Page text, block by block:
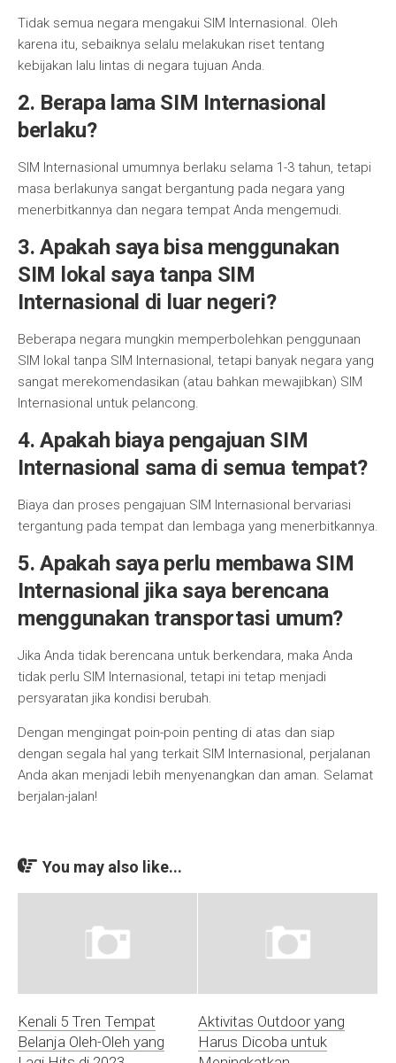
Tidak semua negara mengakui SIM Internasional. Oleh
karena itu, sebaiknya selalu melakukan riset tentang
kebijakan lalu lintas di negara tujuan Anda.
2. Berapa lama SIM Internasional
berlaku?
SIM Internasional umumnya berlaku selama 1-3 tahun, tetapi
masa berlakunya sangat bergantung pada negara yang
menerbitkannya dan negara tempat Anda mengemudi.
3. Apakah saya bisa menggunakan
SIM lokal saya tanpa SIM
Internasional di luar negeri?
Beberapa negara mungkin memperbolehkan penggunaan
SIM lokal tanpa SIM Internasional, tetapi banyak negara yang
sangat merekomendasikan (atau bahkan mewajibkan) SIM
Internasional untuk pelancong.
4. Apakah biaya pengajuan SIM
Internasional sama di semua tempat?
Biaya dan proses pengajuan SIM Internasional bervariasi
tergantung pada tempat dan lembaga yang menerbitkannya.
5. Apakah saya perlu membawa SIM
Internasional jika saya berencana
menggunakan transportasi umum?
Jika Anda tidak berencana untuk berkendara, maka Anda
tidak perlu SIM Internasional, tetapi ini tetap menjadi
persyaratan jika kondisi berubah.
Dengan mengingat poin-poin penting di atas dan siap
dengan segala hal yang terkait SIM Internasional, perjalanan
Anda akan menjadi lebih menyenangkan dan aman. Selamat
berjalan-jalan!
You may also like...
Kenali 5 Tren Tempat
Belanja Oleh-Oleh yang
Aktivitas Outdoor yang
Harus Dicoba untuk